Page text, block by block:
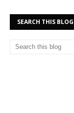
SEARCH THIS BLOG